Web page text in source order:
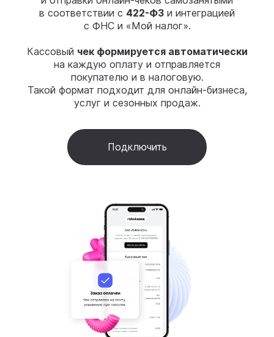
в соответствии с 422-ФЗ и интеграцией
с ФНС и «Мой налог».
Кассовый чек формируется автоматически
на каждую оплату и отправляется
покупателю и в налоговую.
Такой формат подходит для онлайн-бизнеса,
услуг и сезонных продаж.
Подключить